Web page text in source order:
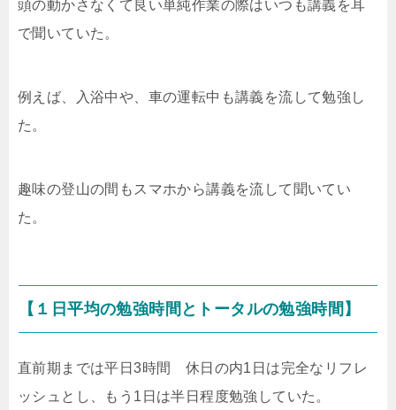
頭の動かさなくて良い単純作業の際はいつも講義を耳
で聞いていた。
例えば、入浴中や、車の運転中も講義を流して勉強し
た。
趣味の登山の間もスマホから講義を流して聞いてい
た。
【１日平均の勉強時間とトータルの勉強時間】
直前期までは平日3時間 休日の内1日は完全なリフレ
ッシュとし、もう1日は半日程度勉強していた。